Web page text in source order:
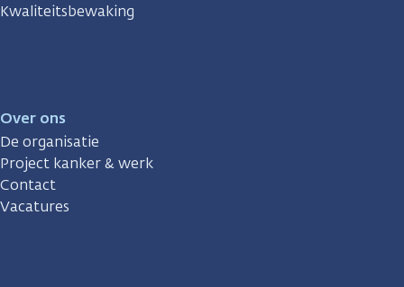
Kwaliteitsbewaking
Over ons
De organisatie
Project kanker & werk
Contact
Vacatures